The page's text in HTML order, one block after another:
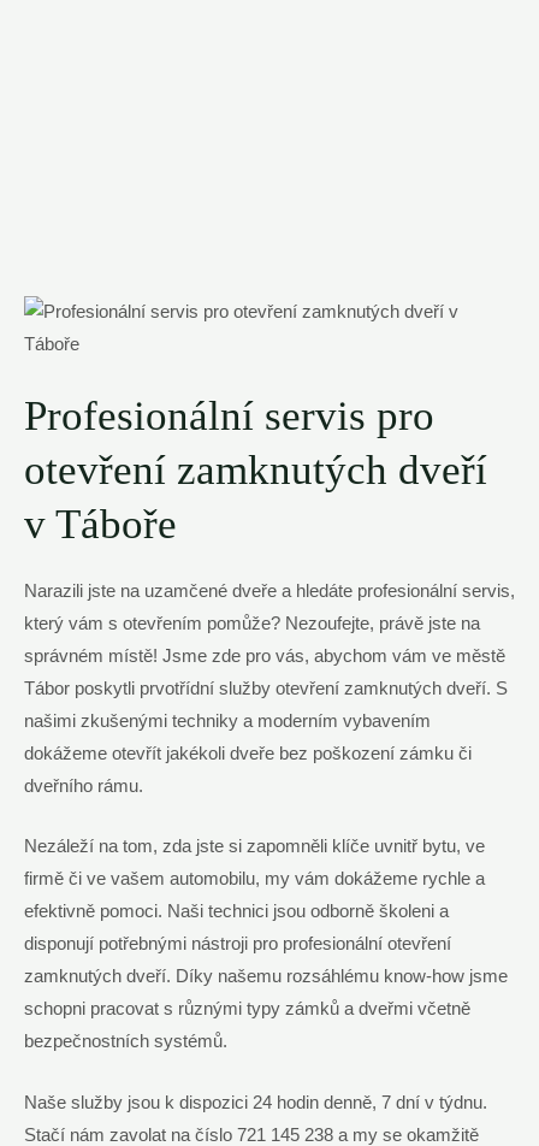
Profesionální servis pro
otevření zamknutých‌ dveří
v Táboře
Narazili jste na ‍uzamčené dveře a hledáte profesionální servis,
který vám s otevřením pomůže? Nezoufejte, právě jste⁢ na
správném místě! Jsme zde pro vás, abychom vám ve městě
Tábor poskytli⁣ prvotřídní služby otevření‌ zamknutých ‌dveří. S
našimi⁢ zkušenými techniky a moderním vybavením
dokážeme otevřít ⁣jakékoli dveře bez poškození zámku či
dveřního rámu.
Nezáleží‍ na ‍tom, zda jste​ si zapomněli klíče uvnitř bytu, ⁣ve‍
firmě či⁣ ve vašem automobilu, my vám dokážeme rychle a
efektivně pomoci. Naši technici jsou⁢ odborně školeni⁣ a
disponují ‌potřebnými nástroji ⁢pro profesionální otevření
zamknutých dveří.⁢ Díky našemu‍ rozsáhlému know-how jsme
schopni pracovat s různými typy zámků a dveřmi včetně
bezpečnostních systémů.
Naše​ služby jsou k dispozici ⁤24 hodin denně, 7 dní v týdnu.
Stačí nám zavolat na číslo 721 145 238‌ a my se‌ okamžitě